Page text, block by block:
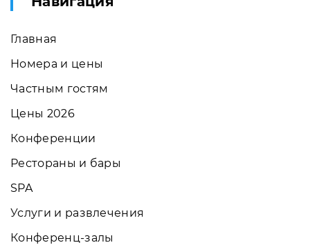
Главная
Номера и цены
Частным гостям
Цены 2026
Конференции
Рестораны и бары
SPA
Услуги и развлечения
Конференц-залы